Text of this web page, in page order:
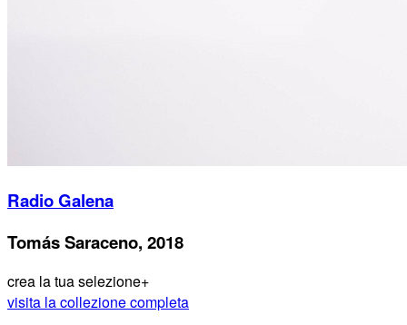
Radio Galena
Tomás Saraceno, 2018
crea la tua selezione+
visita la collezione completa